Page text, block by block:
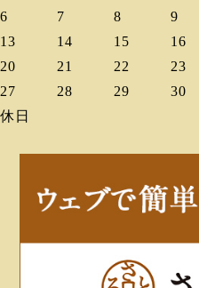
6
7 8 9
13
14 15 16
20
21 22 23
27
28 29
30
休日